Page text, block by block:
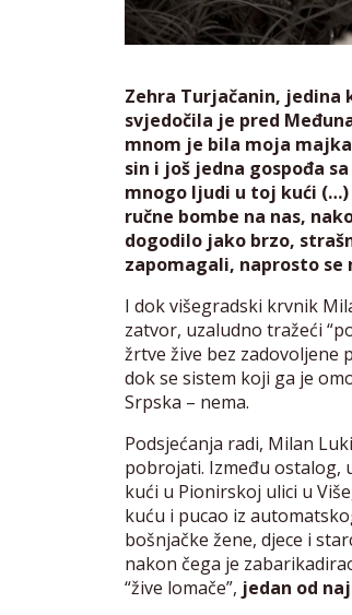
Zehra Turjačanin, jedina
svjedočila je pred
mnom je bila moja
sin i još jedna gospođa
mnogo ljudi u toj kući (…)
ručne bombe na nas,
dogodilo jako brzo,
zapomagali, naprosto se
I dok višegradski krvnik
zatvor, uzaludno tražeći
žrtve žive bez zadovoljene
dok se sistem koji ga je
Srpska – nema.
Podsjećanja radi, Milan
pobrojati. Između ostalog,
kući u Pionirskoj ulici u
kuću i pucao iz
bošnjačke žene, djece i
nakon čega je
“žive lomače”, jedan od